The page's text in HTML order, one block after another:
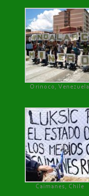
Orinoco, Venezuela
Caimanes, Chile